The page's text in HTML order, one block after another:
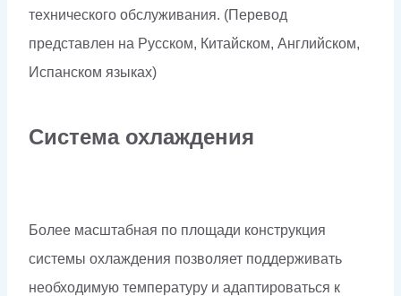
технического обслуживания. (Перевод
представлен на Русском, Китайском, Английском,
Испанском языках)
Система охлаждения
Более масштабная по площади конструкция
системы охлаждения позволяет поддерживать
необходимую температуру и адаптироваться к